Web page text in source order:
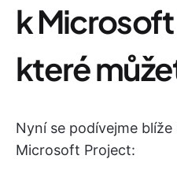
k
které
Nyní se podívejme
Microsoft Project: